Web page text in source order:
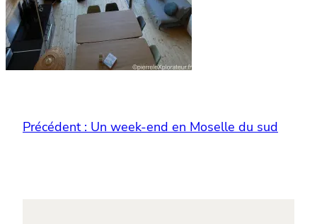
Précédent : Un week-end en Moselle du sud